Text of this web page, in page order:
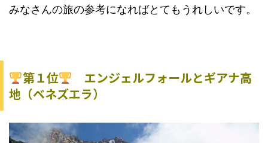
みなさんの旅の参考になればとてもうれしいです。
第１位
エンジェルフォールとギアナ高
地（ベネズエラ）